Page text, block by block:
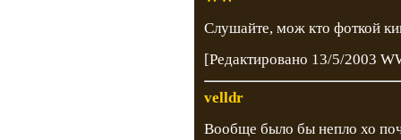
Слушайте, мож кто фоткой
[Редактировано 13/5/2003
velldr
Вообще было бы непло хо